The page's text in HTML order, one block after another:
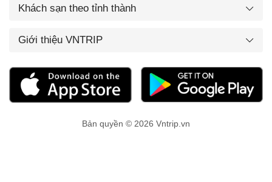
Khách sạn theo tỉnh thành
Giới thiệu VNTRIP
Bản quyền © 2026 Vntrip.vn